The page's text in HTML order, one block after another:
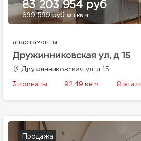
83 203 954 руб
899 599 руб за 1 кв.м.
апартаменты
Дружинниковская ул, д 15
Дружинниковская ул, д 15
3 комнаты 92.49 кв.м. 8 этаж
Продажа